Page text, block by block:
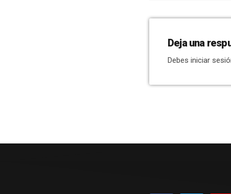
Deja una
Debes iniciar